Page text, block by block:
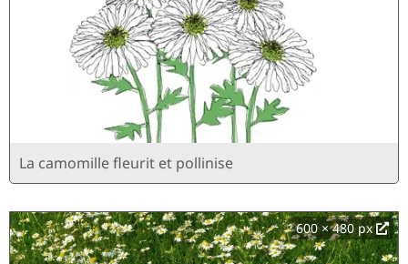
La camomille fleurit et pollinise
600 × 480 px